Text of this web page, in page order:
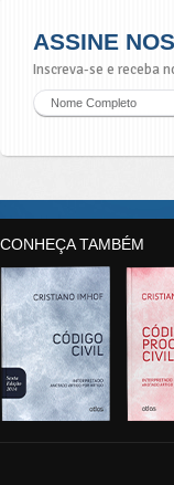
ASSINE
Inscreva-se e receba
CONHEÇA TAMBÉM